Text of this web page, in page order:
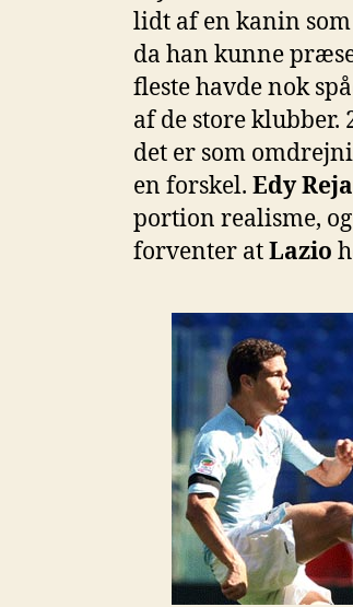
lidt af en kanin
da han kunne
fleste havde nok
af de store
det er som
en forskel. Edy Reja
portion realisme,
forventer atLazio